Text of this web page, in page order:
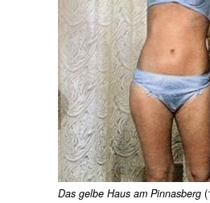
Das gelbe Haus am Pinnasberg